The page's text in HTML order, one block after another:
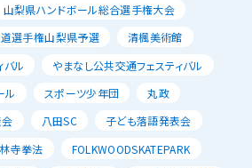
山梨県ハンドボール総合選手権大会
選手権山梨県予選
清楓美術館
バル
やまなし公共交通フェスティバル
ル
スポーツ少年団
丸政
八田SC
子ども落語発表会
寺拳法
FOLKWOODSKATEPARK